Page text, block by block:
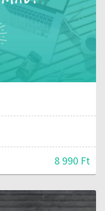
8 990 Ft